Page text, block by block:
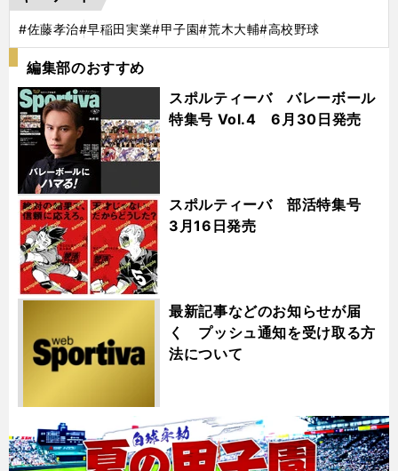
#佐藤孝治#早稲田実業#甲子園#荒木大輔#高校野球
編集部のおすすめ
スポルティーバ バレーボール
特集号 Vol.4 6月30日発売
スポルティーバ 部活特集号
3月16日発売
最新記事などのお知らせが届
く プッシュ通知を受け取る方
法について